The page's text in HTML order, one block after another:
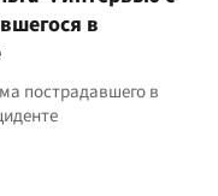
в
пострадавшего в